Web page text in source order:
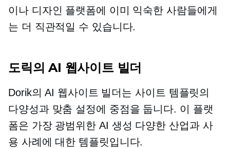
이나 디자인 플랫폼에 이미 익숙한 사람들에게
는 더 직관적일 수 있습니다.
도릭의 AI 웹사이트 빌더
Dorik의 AI 웹사이트 빌더는 사이트 템플릿의
다양성과 맞춤 설정에 중점을 둡니다. 이 플랫
폼은 가장 광범위한 AI 생성 다양한 산업과 사
용 사례에 대한 템플릿입니다.